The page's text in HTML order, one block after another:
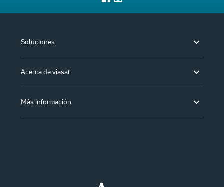
Soluciones
Acerca de viasat
Más información